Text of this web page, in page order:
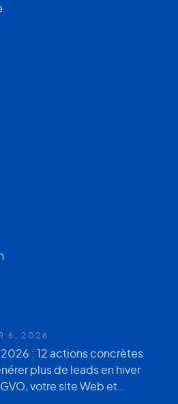
6, 2026
2026 : 12 actions concrètes
plus de leads en hiver
votre site Web et